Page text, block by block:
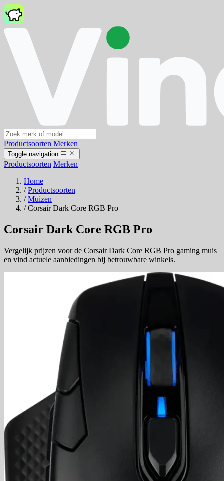
Productsoorten Merken
Toggle navigation
Productsoorten Merken
Home
/ Productsoorten
/ Muizen
/ Corsair Dark Core RGB Pro
Corsair Dark Core RGB Pro
Vergelijk prijzen voor de Corsair Dark Core RGB Pro gaming muis
en vind actuele aanbiedingen bij betrouwbare winkels.